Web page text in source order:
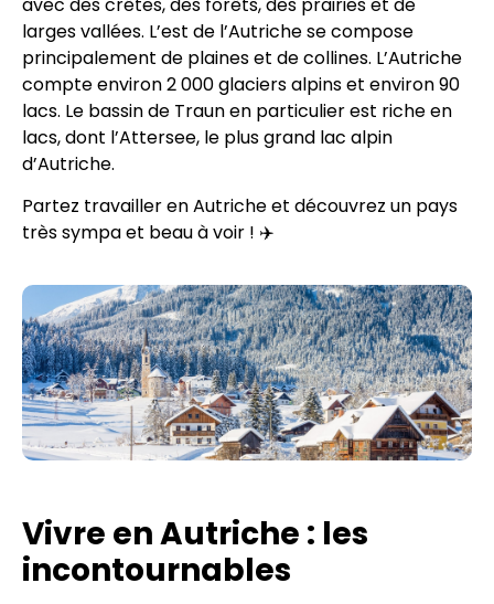
larges vallées. L’est de l’Autriche se compose
principalement de plaines et de collines. L’Autriche
compte environ 2 000 glaciers alpins et environ 90
lacs. Le bassin de Traun en particulier est riche en
lacs, dont l’Attersee, le plus grand lac alpin
d’Autriche.
Partez travailler en Autriche et découvrez un pays
très sympa et beau à voir ! ✈️
Vivre en Autriche : les
incontournables